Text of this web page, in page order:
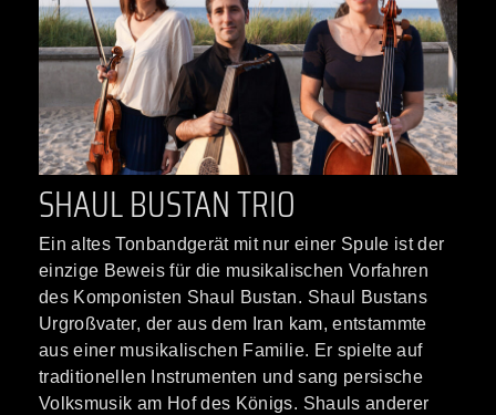
SHAUL BUSTAN TRIO
Ein altes Tonbandgerät mit nur einer Spule ist der
einzige Beweis für die musikalischen Vorfahren
des Komponisten Shaul Bustan. Shaul Bustans
Urgroßvater, der aus dem Iran kam, entstammte
aus einer musikalischen Familie. Er spielte auf
traditionellen Instrumenten und sang persische
Volksmusik am Hof des Königs. Shauls anderer